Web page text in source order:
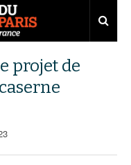
projet de